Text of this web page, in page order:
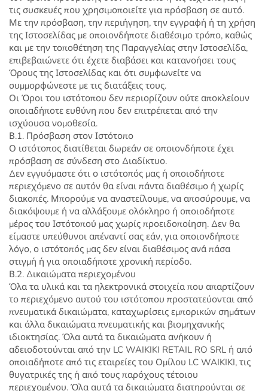
τις συσκευές που χρησιμοποιείτε για πρόσβαση σε αυτό.
Με την πρόσβαση, την περιήγηση, την εγγραφή ή τη χρήση
της Ιστοσελίδας με οποιονδήποτε διαθέσιμο τρόπο, καθώς
και με την τοποθέτηση της Παραγγελίας στην Ιστοσελίδα,
επιβεβαιώνετε ότι έχετε διαβάσει και κατανοήσει τους
Όρους της Ιστοσελίδας και ότι συμφωνείτε να
συμμορφώνεστε με τις διατάξεις τους.
Οι Όροι του ιστότοπου δεν περιορίζουν ούτε αποκλείουν
οποιαδήποτε ευθύνη που δεν επιτρέπεται από την
ισχύουσα νομοθεσία.
Β.1. Πρόσβαση στον Ιστότοπο
Ο ιστότοπος διατίθεται δωρεάν σε οποιονδήποτε έχει
πρόσβαση σε σύνδεση στο Διαδίκτυο.
Δεν εγγυόμαστε ότι ο ιστότοπός μας ή οποιοδήποτε
περιεχόμενο σε αυτόν θα είναι πάντα διαθέσιμο ή χωρίς
διακοπές. Μπορούμε να αναστείλουμε, να αποσύρουμε, να
διακόψουμε ή να αλλάξουμε ολόκληρο ή οποιοδήποτε
μέρος του Ιστότοπού μας χωρίς προειδοποίηση. Δεν θα
είμαστε υπεύθυνοι απέναντί ​​σας εάν, για οποιονδήποτε
λόγο, ο ιστότοπός μας δεν είναι διαθέσιμος ανά πάσα
στιγμή ή για οποιαδήποτε χρονική περίοδο.
Β.2. Δικαιώματα περιεχομένου
Όλα τα υλικά και τα ηλεκτρονικά στοιχεία που απαρτίζουν
το περιεχόμενο αυτού του ιστότοπου προστατεύονται από
πνευματικά δικαιώματα, καταχωρίσεις εμπορικών σημάτων
και άλλα δικαιώματα πνευματικής και βιομηχανικής
ιδιοκτησίας. Όλα αυτά τα δικαιώματα ανήκουν ή
αδειοδοτούνται από την LC WAIKIKI RETAIL RO SRL ή από
οποιαδήποτε από τις εταιρείες του Ομίλου LC WAIKIKI, τις
θυγατρικές της ή από τους παρόχους τέτοιου
περιεχομένου. Όλα αυτά τα δικαιώματα διατηρούνται σε